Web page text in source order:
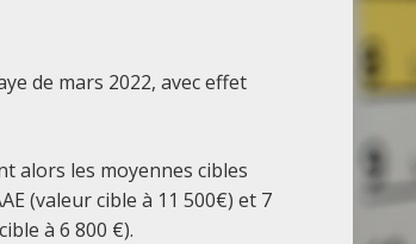
de mars 2022, avec effet
alors les moyennes cibles
(valeur cible à 11 500€) et 7
à 6 800 €).